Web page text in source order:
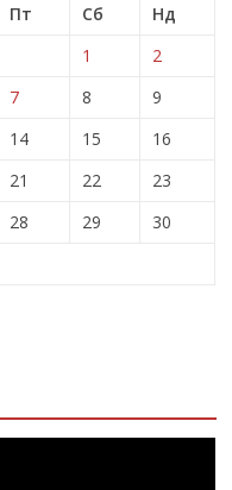
Пт Сб
Нд
1
2
7 8
9
14 15
16
21 22
23
28 29
30